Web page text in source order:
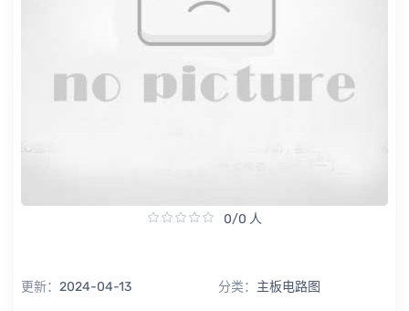
0/0 人
更新： 2024-04-13 分类： 主板电路图